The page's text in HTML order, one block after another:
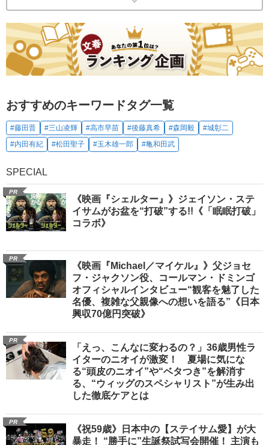
おすすめのキーワードタグ一覧
#藤田晋 #三山凌輝 #高市早苗 #後藤真希 #森岡毅
#城彰二
#内田有紀
#松田聖子 #玉木雄一郎 #亀和田武
SPECIAL
PR
《映画『シェルター』》ジェイソン・ステ
イサムがお盆を“打破”する!!《「眠眠打破」
コラボ》
PR
《映画『Michael／マイケル』》父ジョセ
フ・ジャクソン役、コールマン・ドミンゴ
オフィシャルインタビュー“観客を魅了した
名優、複雑な父親像への想いを語る”《日本
興収70億円突破》
PR
「えっ、こんなに変わるの？」36歳男性ラ
イターのニオイが激変！ 夏場に気にな
る“頭皮のニオイ”や“ベタつき”を解消す
る、“ウィッグのスペシャリスト”が生み出
した徹底ケアとは
PR
《祝59歳》日本中の【ステイサム愛】が大
暴走！ “勝手に”生誕祭試写会開催！ 主演も